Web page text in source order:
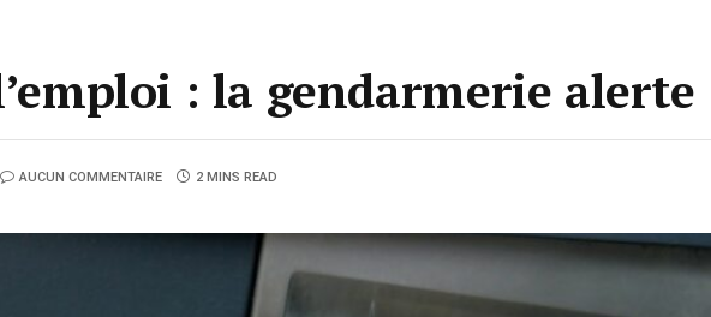
: la gendarmerie alerte
AUCUN COMMENTAIRE 2 MINS READ